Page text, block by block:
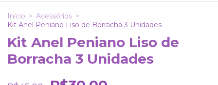
Início > Acessórios >
Kit Anel Peniano Liso de Borracha 3 Unidades
Kit Anel Peniano Liso de
Borracha 3 Unidades